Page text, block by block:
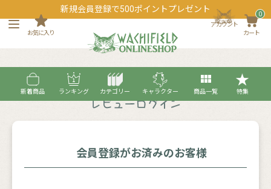
新規会員登録で500ポイントプレゼント
お気に入り
アカウント
カート
0
新着商品 ランキング カテゴリー キャラクター 商品一覧 特集
会員登録がお済みのお客様